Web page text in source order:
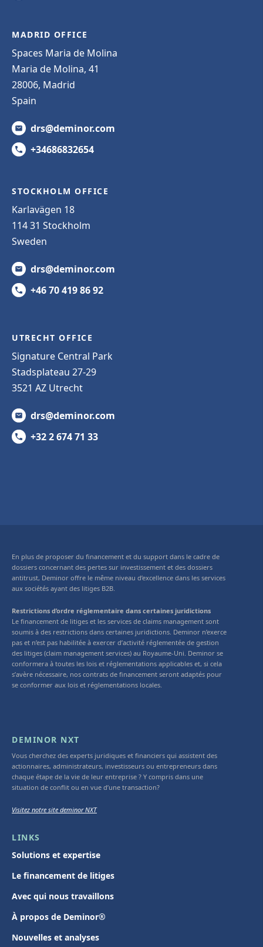
MADRID OFFICE
Spaces Maria de Molina
Maria de Molina, 41
28006, Madrid
Spain
drs@deminor.com
+34686832654
STOCKHOLM OFFICE
Karlavägen 18
114 31 Stockholm
Sweden
drs@deminor.com
+46 70 419 86 92
UTRECHT OFFICE
Signature Central Park
Stadsplateau 27-29
3521 AZ Utrecht
drs@deminor.com
+32 2 674 71 33
En plus de proposer du financement et du support dans le cadre de
dossiers concernant des pertes sur investissement et des dossiers
antitrust, Deminor offre le même niveau d’excellence dans les services
aux sociétés ayant des litiges B2B.
Restrictions d’ordre réglementaire dans certaines juridictions
Le financement de litiges et les services de claims management sont
soumis à des restrictions dans certaines juridictions. Deminor n’exerce
pas et n’est pas habilitée à exercer d’activité réglementée de gestion
des litiges (claim management services) au Royaume-Uni. Deminor se
conformera à toutes les lois et réglementations applicables et, si cela
s’avère nécessaire, nos contrats de financement seront adaptés pour
se conformer aux lois et réglementations locales.
DEMINOR NXT
Vous cherchez des experts juridiques et financiers qui assistent des
actionnaires, administrateurs, investisseurs ou entrepreneurs dans
chaque étape de la vie de leur entreprise ? Y compris dans une
situation de conflit ou en vue d’une transaction?
Visitez notre site deminor NXT
LINKS
Solutions et expertise
Le financement de litiges
Avec qui nous travaillons
À propos de Deminor®
Nouvelles et analyses